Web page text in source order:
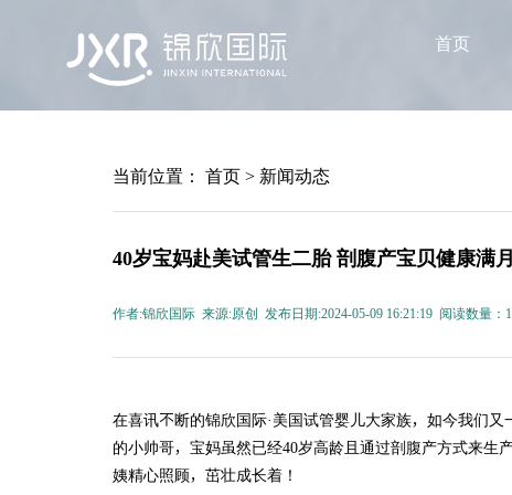
首页
当前位置： 首页 > 新闻动态
40岁宝妈赴美试管生二胎 剖腹产宝贝健康满
作者:锦欣国际 来源:原创 发布日期:2024-05-09 16:21:19 阅读数量：
在喜讯不断的锦欣国际·美国试管婴儿大家族，如今我们
的小帅哥，宝妈虽然已经40岁高龄且通过剖腹产方式来生
姨精心照顾，茁壮成长着！